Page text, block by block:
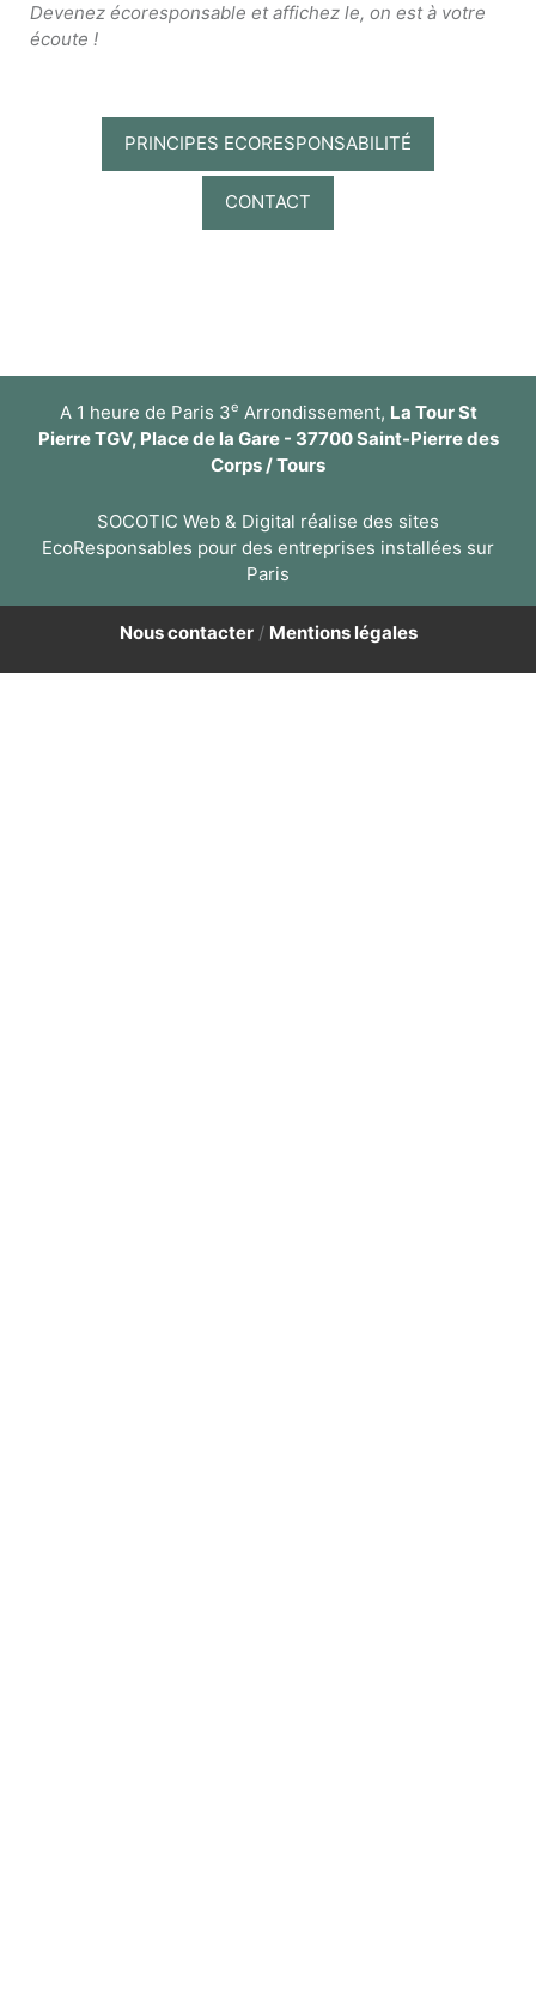
Devenez écoresponsable et affichez le, on est à votre
écoute !
PRINCIPES ECORESPONSABILITÉ
CONTACT
A 1 heure de Paris 3e Arrondissement, La Tour St
Pierre TGV, Place de la Gare - 37700 Saint-Pierre des
Corps / Tours
SOCOTIC Web & Digital réalise des sites
EcoResponsables pour des entreprises installées sur
Paris
Nous contacter/ Mentions légales